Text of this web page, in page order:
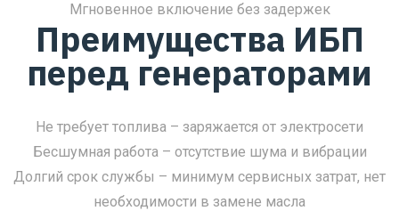
Мгновенное включение без задержек
Преимущества ИБП
перед генераторами
Не требует топлива – заряжается от электросети
Бесшумная работа – отсутствие шума и вибрации
Долгий срок службы – минимум сервисных затрат, нет
необходимости в замене масла